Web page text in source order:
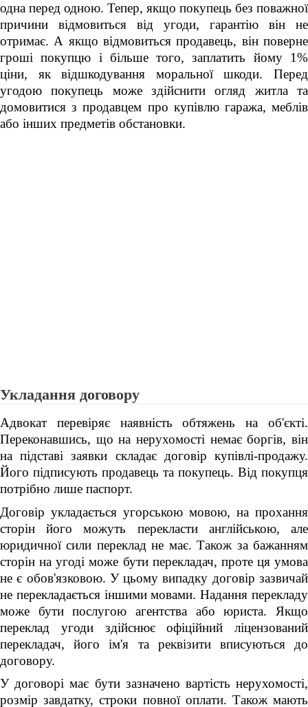
одна перед одною. Тепер, якщо покупець без поважної
причини відмовиться від угоди, гарантію він не
отримає. А якщо відмовиться продавець, він поверне
гроші покупцю і більше того, заплатить йому 1%
ціни, як відшкодування моральної шкоди. Перед
угодою покупець може здійснити огляд житла та
домовитися з продавцем про купівлю гаража, меблів
або інших предметів обстановки.
Укладання договору
Адвокат перевіряє наявність обтяжень на об'єкті.
Переконавшись, що на нерухомості немає боргів, він
на підставі заявки складає договір купівлі-продажу.
Його підписують продавець та покупець. Від покупця
потрібно лише паспорт.
Договір укладається угорською мовою, на прохання
сторін його можуть перекласти англійською, але
юридичної сили переклад не має. Також за бажанням
сторін на угоді може бути перекладач, проте ця умова
не є обов'язковою. У цьому випадку договір зазвичай
не перекладається іншими мовами. Надання перекладу
може бути послугою агентства або юриста. Якщо
переклад угоди здійснює офіційний ліцензований
перекладач, його ім'я та реквізити вписуються до
договору.
У договорі має бути зазначено вартість нерухомості,
розмір завдатку, строки повної оплати. Також мають